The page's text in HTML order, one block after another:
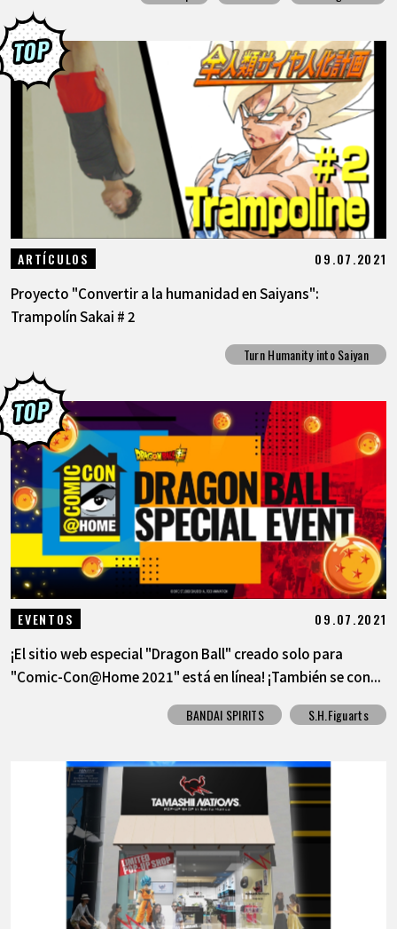
ARTÍCULOS 09.07.2021
Proyecto "Convertir a la humanidad en Saiyans":
Trampolín Sakai # 2
Turn Humanity into Saiyan
EVENTOS 09.07.2021
¡El sitio web especial "Dragon Ball" creado solo para
"Comic-Con@Home 2021" está en línea! ¡También se con...
BANDAI SPIRITS S.H.Figuarts